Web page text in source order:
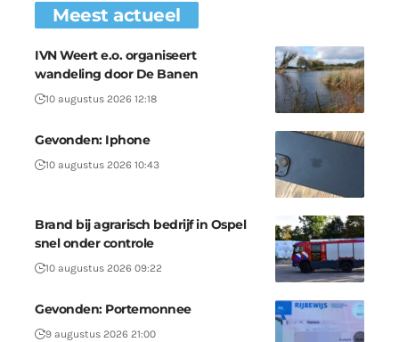
Meest actueel
IVN Weert e.o. organiseert
wandeling door De Banen
10 augustus 2026 12:18
Gevonden: Iphone
10 augustus 2026 10:43
Brand bij agrarisch bedrijf in Ospel
snel onder controle
10 augustus 2026 09:22
Gevonden: Portemonnee
9 augustus 2026 21:00